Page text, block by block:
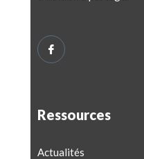
Ressources
Actualités